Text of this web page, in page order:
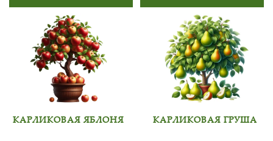
КАРЛИКОВАЯ ЯБЛОНЯ КАРЛИКОВАЯ ГРУША